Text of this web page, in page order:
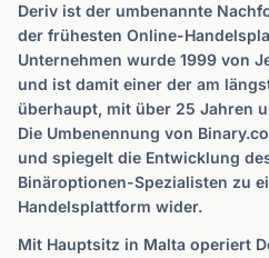
Deriv ist der umbenannte
der frühesten Online-
Unternehmen wurde 1999 von
und ist damit einer der am
überhaupt, mit über 25 Jahren
Die Umbenennung von
und spiegelt die Entwicklung
Binäroptionen-Spezialisten zu
Handelsplattform wider.
Mit Hauptsitz in Malta operiert